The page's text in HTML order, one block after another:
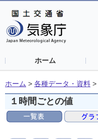
ホーム
ホーム > 各種データ・資料 >
１時間ごとの値